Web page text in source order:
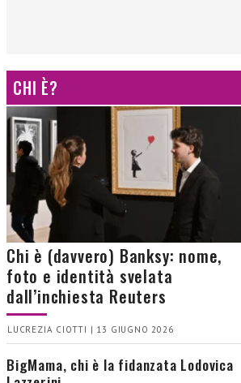
CHI È?
Chi è (davvero) Banksy: nome,
foto e identità svelata
dall’inchiesta Reuters
LUCREZIA CIOTTI | 13 GIUGNO 2026
BigMama, chi è la fidanzata Lodovica